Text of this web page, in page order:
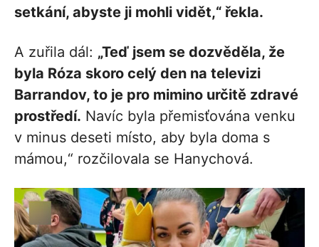
setkání, abyste ji mohli vidět,“ řekla.
A zuřila dál: „Teď jsem se dozvěděla, že
byla Róza skoro celý den na televizi
Barrandov, to je pro mimino určitě zdravé
prostředí. Navíc byla přemisťována venku
v minus deseti místo, aby byla doma s
mámou,“ rozčilovala se Hanychová.